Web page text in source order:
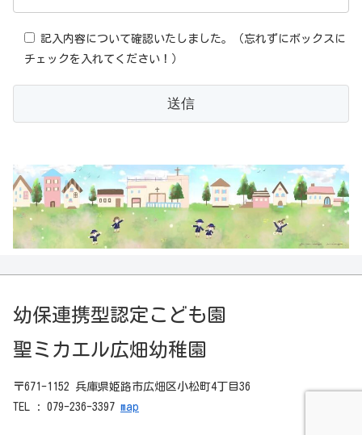
記入内容について確認いたしました。（忘れずにボックスに
チェックを入れてください！）
幼保連携型認定こども園
聖ミカエル広畑幼稚園
〒671-1152 兵庫県姫路市広畑区小松町4丁目36
TEL : 079-236-3397 map